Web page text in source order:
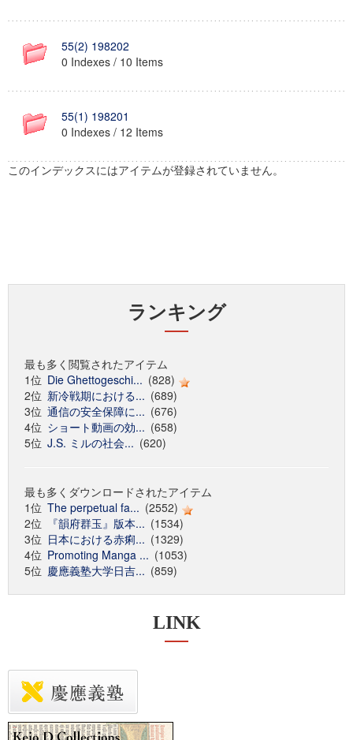
55(2) 198202
0 Indexes / 10 Items
55(1) 198201
0 Indexes / 12 Items
このインデックスにはアイテムが登録されていません。
ランキング
最も多く閲覧されたアイテム
1位 Die Ghettogeschi... (828)
2位 新冷戦期における... (689)
3位 通信の安全保障に... (676)
4位 ショート動画の効... (658)
5位 J.S. ミルの社会... (620)
最も多くダウンロードされたアイテム
1位 The perpetual fa... (2552)
2位
『韻府群玉』版本... (1534)
3位 日本における赤痢... (1329)
4位 Promoting Manga ... (1053)
5位 慶應義塾大学日吉... (859)
LINK